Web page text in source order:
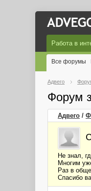
Работа в
Все форумы
Адвего
Форум
Адвего /
Не знал,
Многим
Раз в
Спасибо